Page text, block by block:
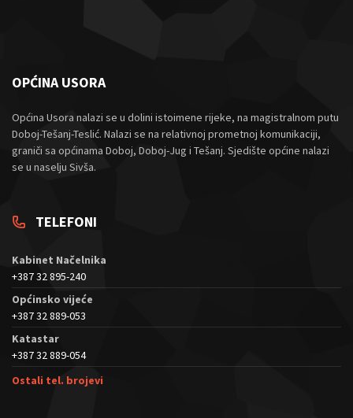
OPĆINA USORA
Općina Usora nalazi se u dolini istoimene rijeke, na magistralnom putu
Doboj-Tešanj-Teslić. Nalazi se na relativnoj prometnoj komunikaciji,
graniči sa općinama Doboj, Doboj-Jug i Tešanj. Sjedište općine nalazi
se u naselju Sivša.
TELEFONI
Kabinet Načelnika
+387 32 895-240
Općinsko vijeće
+387 32 889-053
Katastar
+387 32 889-054
Ostali tel. brojevi